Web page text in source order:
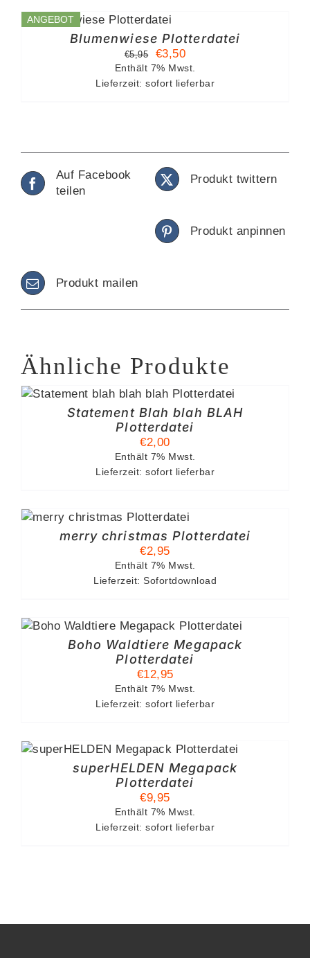
ANGEBOT
Blumenwiese Plotterdatei
€5,95
Ursprünglicher
Preis
war:
€3,50Aktueller
Preis
ist:
Enthält 7% Mwst.
Lieferzeit: sofort lieferbar
Auf Facebook
teilen
Produkt twittern
Produkt anpinnen
Produkt mailen
Ähnliche Produkte
Statement Blah blah BLAH
Plotterdatei
€2,00
Enthält 7% Mwst.
Lieferzeit: sofort lieferbar
merry christmas Plotterdatei
€2,95
Enthält 7% Mwst.
Lieferzeit: Sofortdownload
Boho Waldtiere Megapack
Plotterdatei
€12,95
Enthält 7% Mwst.
Lieferzeit: sofort lieferbar
superHELDEN Megapack
Plotterdatei
€9,95
Enthält 7% Mwst.
Lieferzeit: sofort lieferbar